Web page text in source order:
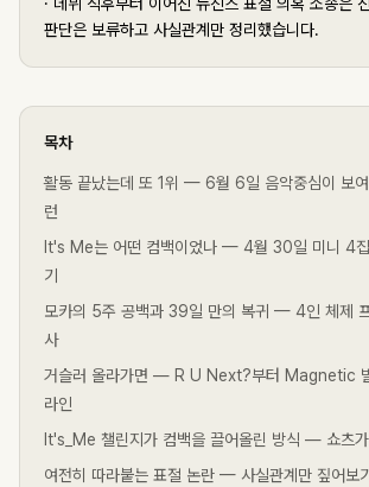
· 데뷔 직후부터 이어진 뉴진스 표절 의혹 소송은
판단은 보류하고 사실관계만 정리했습니다.
목차
활동 끝났는데 또 1위 — 6월 6일 음악중심이 보
런
It's Me는 어떤 컴백이었나 — 4월 30일 미니 4
기
모카의 5주 공백과 39일 만의 복귀 — 4인 체제
사
거슬러 올라가면 — R U Next?부터 Magnetic
라인
It's_Me 챌린지가 컴백을 끌어올린 방식 — 쇼츠
여전히 따라붙는 표절 논란 — 사실관계만 짚어보기